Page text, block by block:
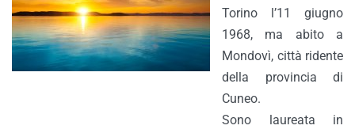
Torino l’11 giugno
1968, ma abito a
Mondovì, città ridente
della provincia di
Cuneo.
Sono laureata in